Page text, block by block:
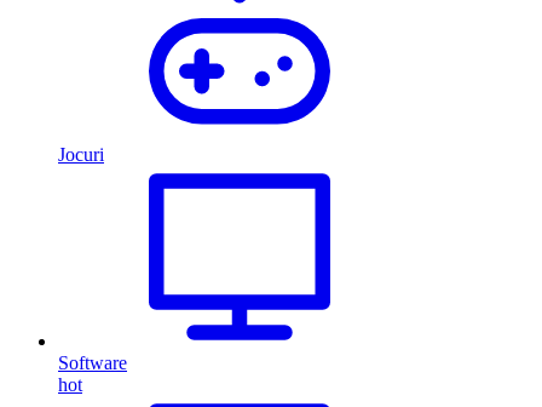
Jocuri
Software
hot